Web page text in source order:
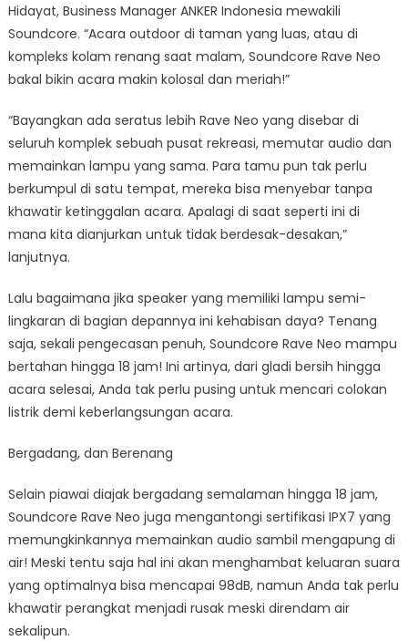
Hidayat, Business Manager ANKER Indonesia mewakili
Soundcore. “Acara outdoor di taman yang luas, atau di
kompleks kolam renang saat malam, Soundcore Rave Neo
bakal bikin acara makin kolosal dan meriah!”
“Bayangkan ada seratus lebih Rave Neo yang disebar di
seluruh komplek sebuah pusat rekreasi, memutar audio dan
memainkan lampu yang sama. Para tamu pun tak perlu
berkumpul di satu tempat, mereka bisa menyebar tanpa
khawatir ketinggalan acara. Apalagi di saat seperti ini di
mana kita dianjurkan untuk tidak berdesak-desakan,”
lanjutnya.
Lalu bagaimana jika speaker yang memiliki lampu semi-
lingkaran di bagian depannya ini kehabisan daya? Tenang
saja, sekali pengecasan penuh, Soundcore Rave Neo mampu
bertahan hingga 18 jam! Ini artinya, dari gladi bersih hingga
acara selesai, Anda tak perlu pusing untuk mencari colokan
listrik demi keberlangsungan acara.
Bergadang, dan Berenang
Selain piawai diajak bergadang semalaman hingga 18 jam,
Soundcore Rave Neo juga mengantongi sertifikasi IPX7 yang
memungkinkannya memainkan audio sambil mengapung di
air! Meski tentu saja hal ini akan menghambat keluaran suara
yang optimalnya bisa mencapai 98dB, namun Anda tak perlu
khawatir perangkat menjadi rusak meski direndam air
sekalipun.